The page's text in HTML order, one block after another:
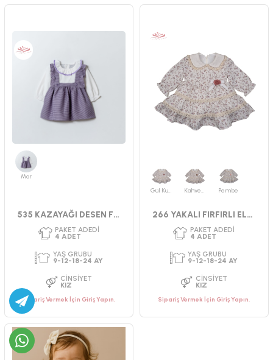
PAKET ADEDI PAKET ADEDI
4ADET
CINSIYET
KIZ
Mor
535 KAZAYAĞI DESEN FIRFIRLI ELBİSE
Sipariş Vermek İçin Giriş Yapın.
Gül Kurusu Kahverengi Pembe
266 YAKALI FIRFIRLI ELBİSE
Sipariş Vermek İçin Giriş Yapın.